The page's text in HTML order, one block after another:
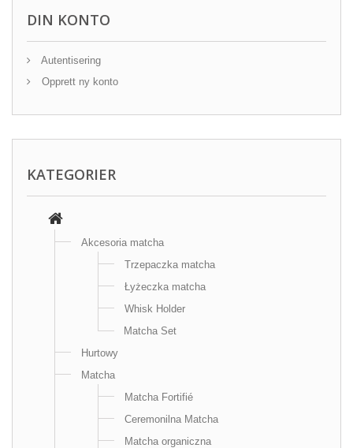
DIN KONTO
Autentisering
Opprett ny konto
KATEGORIER
Akcesoria matcha
Trzepaczka matcha
Łyżeczka matcha
Whisk Holder
Matcha Set
Hurtowy
Matcha
Matcha Fortifié
Ceremonilna Matcha
Matcha organiczna